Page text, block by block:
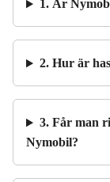
1. Är
2. Hur är
3. Får man
Nymobil?